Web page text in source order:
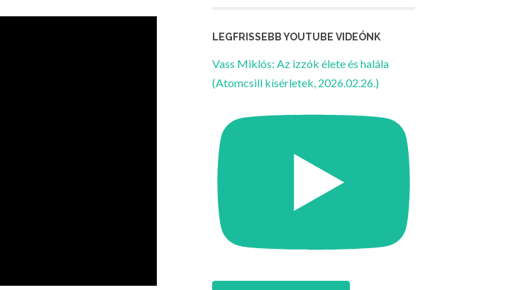
LEGFRISSEBB YOUTUBE VIDEÓNK
Vass Miklós: Az izzók élete és halála
(Atomcsill kísérletek, 2026.02.26.)